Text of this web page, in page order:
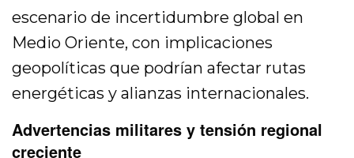
escenario de incertidumbre global en
Medio Oriente, con implicaciones
geopolíticas que podrían afectar rutas
energéticas y alianzas internacionales.
Advertencias militares y tensión regional
creciente